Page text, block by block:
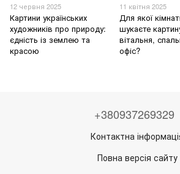
12 червня 2025
Картини українських
художників про природу:
єдність із землею та
красою
11 квітня 2025
Для якої
шукаєте
вітальня,
офіс?
+380937269329
Контактна
Повна версія сайту